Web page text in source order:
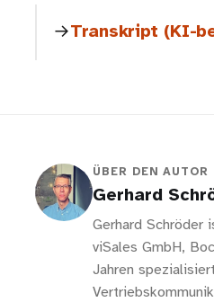
Transkript (KI-
ÜBER DEN AUTOR
Gerhard
Gerhard Schröder
viSales GmbH,
Jahren